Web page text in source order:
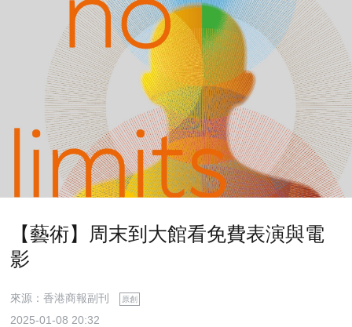
【藝術】周末到大館看免費表演與電
影
來源：香港商報副刊 原創
2025-01-08 20:32